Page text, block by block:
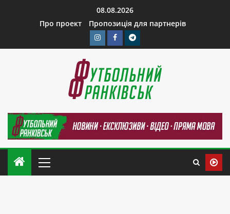
08.08.2026
Про проект
Пропозиція для партнерів